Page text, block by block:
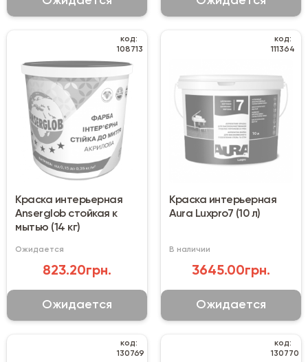
код:
108713
Краска интерьерная
Anserglob стойкая к
мытью (14 кг)
Ожидается
823.20грн.
Ожидается
код:
111364
Краска интерьерная
Aura Luxpro7 (10 л)
В наличии
3645.00грн.
Ожидается
код:
130769
код:
130770